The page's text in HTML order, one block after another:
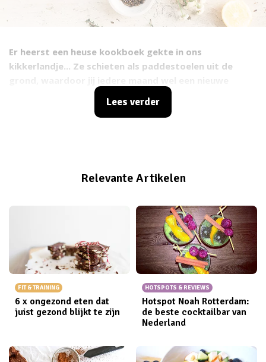
Er heerst een heuse kookboek gekte in ons
kikkerlandje... Ze schieten als paddestoelen uit de
boekenplank in je muur kunt tikken. Afgelopen tijd zijn
er weer een hoop nieuwe kookboeken in het leven
Lees verder
Relevante Artikelen
FIT & TRAINING
6 x ongezond eten dat
juist gezond blijkt te zijn
HOTSPOTS & REVIEWS
Hotspot Noah Rotterdam:
de beste cocktailbar van
Nederland